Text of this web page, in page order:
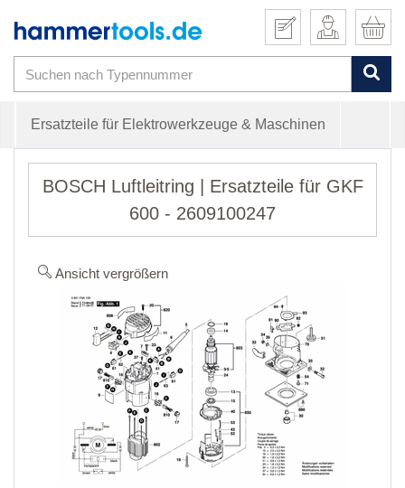
Ersatzteile für Elektrowerkzeuge & Maschinen
BOSCH Luftleitring | Ersatzteile für GKF
600 - 2609100247
Ansicht vergrößern